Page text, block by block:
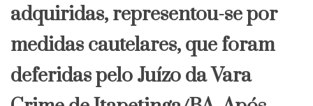
adquiridas, representou-se por
medidas cautelares, que foram
deferidas pelo Juízo da Vara